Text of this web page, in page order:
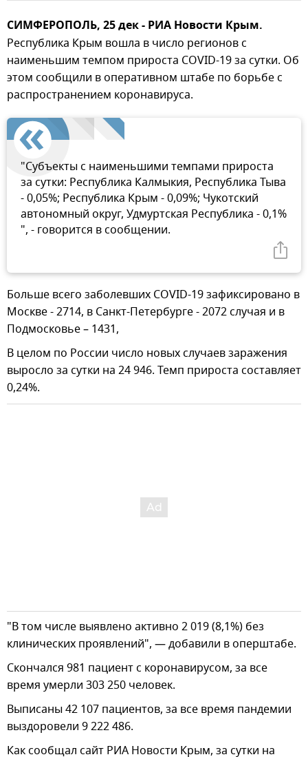
СИМФЕРОПОЛЬ, 25 дек - РИА Новости Крым.
Республика Крым вошла в число регионов с
наименьшим темпом прироста COVID-19 за сутки. Об
этом сообщили в оперативном штабе по борьбе с
распространением коронавируса.
"Субъекты с наименьшими темпами прироста
за сутки: Республика Калмыкия, Республика Тыва
- 0,05%; Республика Крым - 0,09%; Чукотский
автономный округ, Удмуртская Республика - 0,1%
", - говорится в сообщении.
Больше всего заболевших COVID-19 зафиксировано в
Москве - 2714, в Санкт-Петербурге - 2072 случая и в
Подмосковье – 1431,
В целом по России число новых случаев заражения
выросло за сутки на 24 946. Темп прироста составляет
0,24%.
"В том числе выявлено активно 2 019 (8,1%) без
клинических проявлений", — добавили в оперштабе.
Скончался 981 пациент с коронавирусом, за все
время умерли 303 250 человек.
Выписаны 42 107 пациентов, за все время пандемии
выздоровели 9 222 486.
Как сообщал сайт РИА Новости Крым, за сутки на